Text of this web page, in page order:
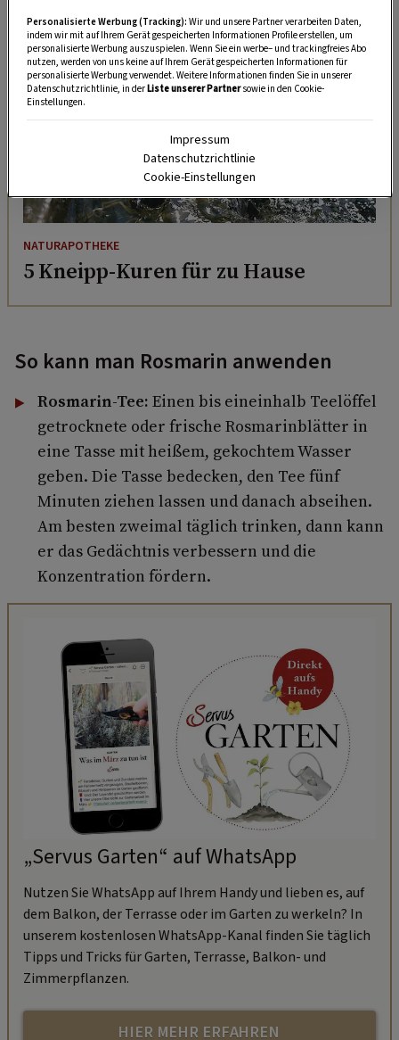
NATURAPOTHEKE
5 Kneipp-Kuren für zu Hause
So kann man Rosmarin anwenden
Rosmarin-Tee: Einen bis eineinhalb Teelöffel
getrocknete oder frische Rosmarinblätter in
eine Tasse mit heißem, gekochtem Wasser
geben. Die Tasse bedecken, den Tee fünf
Minuten ziehen lassen und danach abseihen.
Am besten zweimal täglich trinken, dann kann
er das Gedächtnis verbessern und die
Konzentration fördern.
„Servus Garten“ auf WhatsApp
Nutzen Sie WhatsApp auf Ihrem Handy und lieben es, auf
dem Balkon, der Terrasse oder im Garten zu werkeln? In
unserem kostenlosen WhatsApp-Kanal finden Sie täglich
Tipps und Tricks für Garten, Terrasse, Balkon- und
Zimmerpflanzen.
HIER MEHR ERFAHREN
Personalisierte Werbung (Tracking): Wir und unsere Partner verarbeiten Daten,
indem wir mit auf Ihrem Gerät gespeicherten Informationen Profile erstellen, um
personalisierte Werbung auszuspielen. Wenn Sie ein werbe– und trackingfreies Abo
nutzen, werden von uns keine auf Ihrem Gerät gespeicherten Informationen für
personalisierte Werbung verwendet. Weitere Informationen finden Sie in unserer
Datenschutzrichtlinie, in derListe unserer Partnersowie in den Cookie-
Einstellungen.
Impressum
Datenschutzrichtlinie
Cookie-Einstellungen